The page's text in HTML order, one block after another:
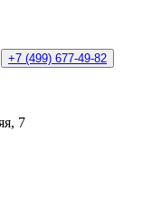
+7 (499) 677-49-82
7